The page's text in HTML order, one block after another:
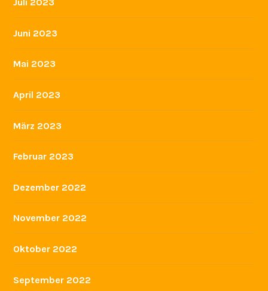
Juni 2023
Mai 2023
April 2023
März 2023
Februar 2023
Dezember 2022
November 2022
Oktober 2022
September 2022